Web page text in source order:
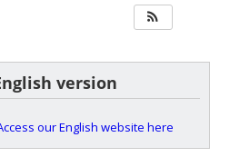
version
our English website here